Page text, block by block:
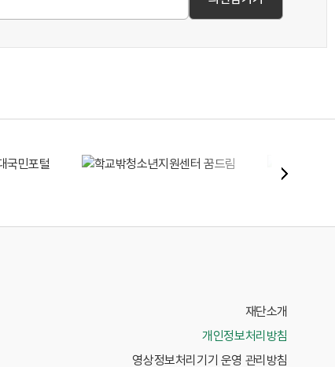
재단소개
개인정보처리방침
영상정보처리기기 운영 관리방침